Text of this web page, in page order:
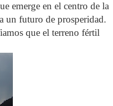
emerge en el centro de la
un futuro de prosperidad.
que el terreno fértil